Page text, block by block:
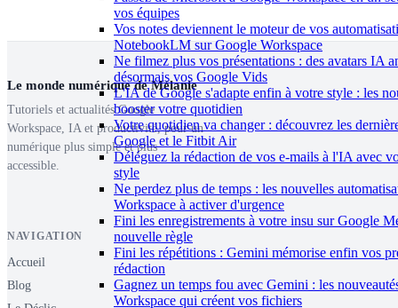
vos équipes
Vos notes deviennent le moteur de vos
NotebookLM sur Google Workspace
Ne filmez plus vos présentations : des avatars IA
désormais vos Google Vids
L'IA de Google s'adapte enfin à votre style : les
booster votre quotidien
Votre quotidien va changer : découvrez les
Google et le Fitbit Air
Déléguez la rédaction de vos e-mails à l'IA avec
style
Ne perdez plus de temps : les nouvelles
Workspace à activer d'urgence
Fini les enregistrements à votre insu sur Google
nouvelle règle
Fini les répétitions : Gemini mémorise enfin vos
rédaction
Gagnez un temps fou avec Gemini : les
Workspace qui créent vos fichiers
Le monde numérique de Mélanie
Tutoriels et actualités Google
Workspace, IA et productivité, pour un
numérique plus simple et plus
accessible.
NAVIGATION
Accueil
Blog